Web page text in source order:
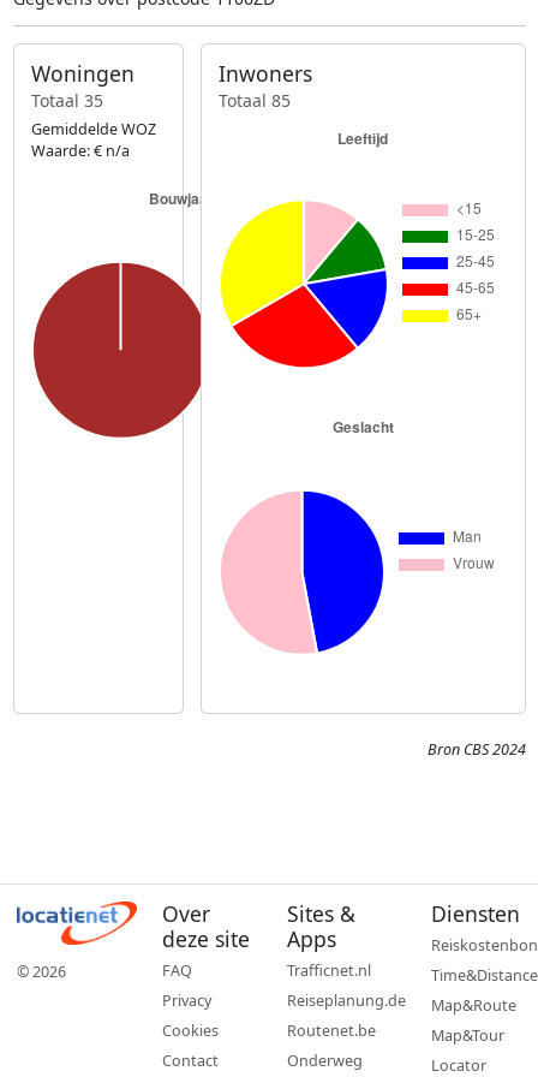
Woningen
Totaal 35
Gemiddelde WOZ
Waarde: € n/a
Inwoners
Totaal 85
Bron CBS 2024
© 2026
Over
deze site
FAQ
Privacy
Cookies
Contact
Sites &
Apps
Trafficnet.nl
Reiseplanung.de
Routenet.be
Onderweg
Diensten
Reiskostenbon
Time&Distance
Map&Route
Map&Tour
Locator